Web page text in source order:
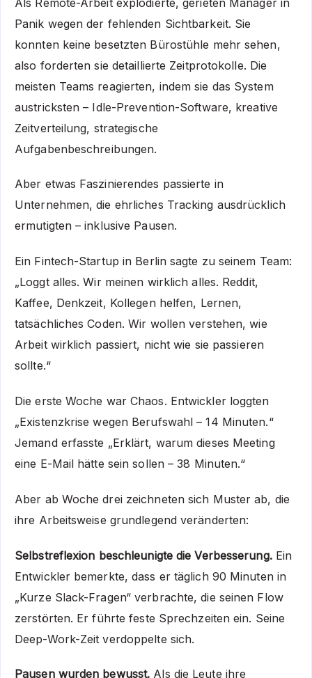
Panik wegen der fehlenden Sichtbarkeit. Sie
konnten keine besetzten Bürostühle mehr sehen,
also forderten sie detaillierte Zeitprotokolle. Die
meisten Teams reagierten, indem sie das System
austricksten – Idle-Prevention-Software, kreative
Zeitverteilung, strategische
Aufgabenbeschreibungen.
Aber etwas Faszinierendes passierte in
Unternehmen, die ehrliches Tracking ausdrücklich
ermutigten – inklusive Pausen.
Ein Fintech-Startup in Berlin sagte zu seinem Team:
„Loggt alles. Wir meinen wirklich alles. Reddit,
Kaffee, Denkzeit, Kollegen helfen, Lernen,
tatsächliches Coden. Wir wollen verstehen, wie
Arbeit wirklich passiert, nicht wie sie passieren
sollte.“
Die erste Woche war Chaos. Entwickler loggten
„Existenzkrise wegen Berufswahl – 14 Minuten.“
Jemand erfasste „Erklärt, warum dieses Meeting
eine E-Mail hätte sein sollen – 38 Minuten.“
Aber ab Woche drei zeichneten sich Muster ab, die
ihre Arbeitsweise grundlegend veränderten:
Selbstreflexion beschleunigte die Verbesserung.Ein
Entwickler bemerkte, dass er täglich 90 Minuten in
„Kurze Slack-Fragen“ verbrachte, die seinen Flow
zerstörten. Er führte feste Sprechzeiten ein. Seine
Deep-Work-Zeit verdoppelte sich.
Pausen wurden bewusst. Als die Leute ihre